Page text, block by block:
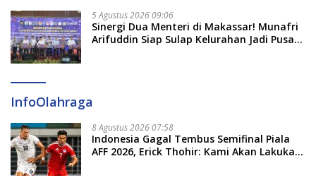
5 Agustus 2026 09:06
Sinergi Dua Menteri di Makassar! Munafri
Arifuddin Siap Sulap Kelurahan Jadi Pusat
InfoOlahraga
8 Agustus 2026 07:58
Indonesia Gagal Tembus Semifinal Piala
AFF 2026, Erick Thohir: Kami Akan Lakukan